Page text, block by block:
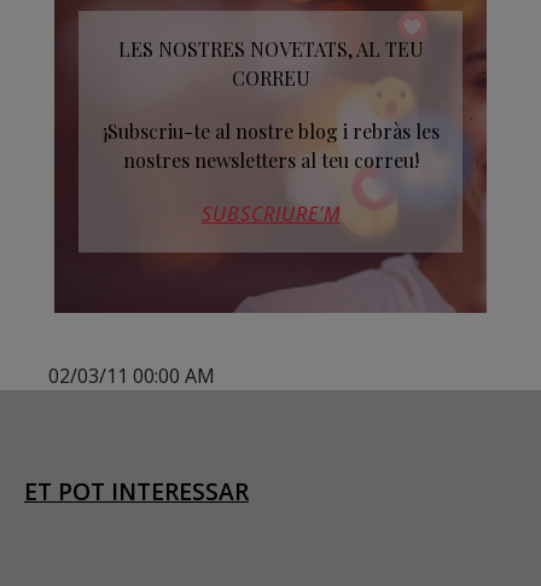
LES NOSTRES NOVETATS, AL TEU
CORREU
¡Subscriu-te al nostre blog i rebràs les
nostres newsletters al teu correu!
SUBSCRIURE’M
02/03/11 00:00 AM
ET POT INTERESSAR